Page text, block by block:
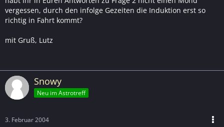
vergessen, durch den infolge Gezeiten die Induktion erst so
richtig in Fahrt kommt?
mit Gruß, Lutz
Snowy
Neu im Astrotreff
3. Februar 2004